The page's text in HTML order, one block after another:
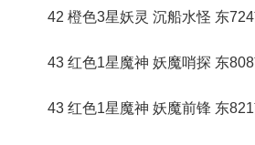
42 橙色3星妖灵 沉船水怪 东724
43 红色1星魔神 妖魔哨探 东808
43 红色1星魔神 妖魔前锋 东821